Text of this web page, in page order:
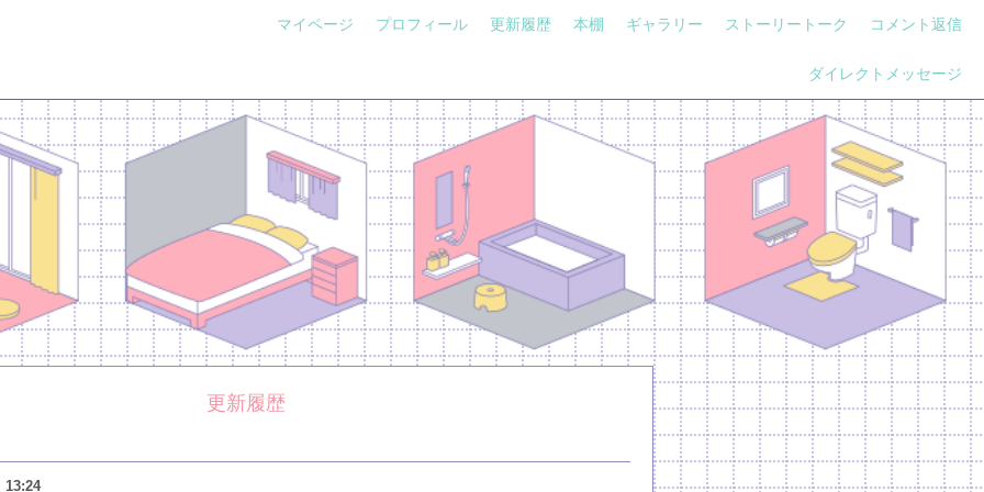
マイページ プロフィール 更新履歴 本棚 ギャラリー ストーリートーク コメント返信
ダイレクトメッセージ
更新履歴
13:24